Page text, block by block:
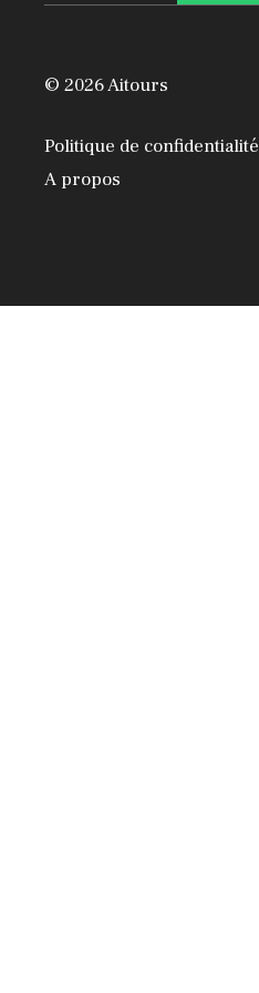
© 2026 Aitours
Politique de confidentialité
A propos